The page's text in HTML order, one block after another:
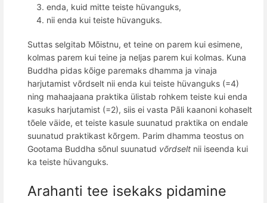
enda, kuid mitte teiste hüvanguks,
nii enda kui teiste hüvanguks.
Suttas selgitab Mõistnu, et teine on parem kui esimene,
kolmas parem kui teine ja neljas parem kui kolmas. Kuna
Buddha pidas kõige paremaks dhamma ja vinaja
harjutamist võrdselt nii enda kui teiste hüvanguks (=4)
ning mahaajaana praktika ülistab rohkem teiste kui enda
kasuks harjutamist (=2), siis ei vasta Pāli kaanoni kohaselt
tõele väide, et teiste kasule suunatud praktika on endale
suunatud praktikast kõrgem. Parim dhamma teostus on
Gootama Buddha sõnul suunatud võrdselt nii iseenda kui
ka teiste hüvanguks.
Arahanti tee isekaks pidamine